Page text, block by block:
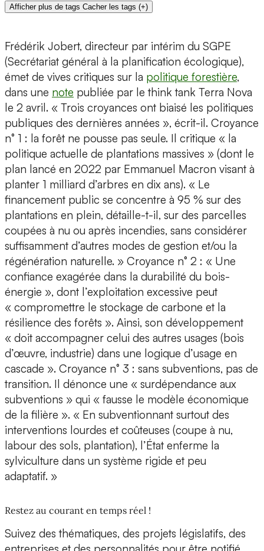
Afficher plus de tags Cacher les tags (+)
Frédérik Jobert, directeur par intérim du SGPE
(Secrétariat général à la planification écologique),
émet de vives critiques sur la politique forestière,
dans une note publiée par le think tank Terra Nova
le 2 avril. « Trois croyances ont biaisé les politiques
publiques des dernières années », écrit-il. Croyance
n° 1 : la forêt ne pousse pas seule. Il critique « la
politique actuelle de plantations massives » (dont le
plan lancé en 2022 par Emmanuel Macron visant à
planter 1 milliard d’arbres en dix ans). « Le
financement public se concentre à 95 % sur des
plantations en plein, détaille-t-il, sur des parcelles
coupées à nu ou après incendies, sans considérer
suffisamment d’autres modes de gestion et/ou la
régénération naturelle. » Croyance n° 2 : « Une
confiance exagérée dans la durabilité du bois-
énergie », dont l’exploitation excessive peut
« compromettre le stockage de carbone et la
résilience des forêts ». Ainsi, son développement
« doit accompagner celui des autres usages (bois
d’œuvre, industrie) dans une logique d’usage en
cascade ». Croyance n° 3 : sans subventions, pas de
transition. Il dénonce une « surdépendance aux
subventions » qui « fausse le modèle économique
de la filière ». « En subventionnant surtout des
interventions lourdes et coûteuses (coupe à nu,
labour des sols, plantation), l’État enferme la
sylviculture dans un système rigide et peu
adaptatif. »
Restez au courant en temps réel !
Suivez des thématiques, des projets législatifs, des